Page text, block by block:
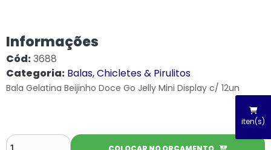
iten(s)
Informações
Cód:3688
Categoria: Balas, Chicletes & Pirulitos
Bala Gelatina Beijinho Doce Go Jelly Mini Display c/ 12un